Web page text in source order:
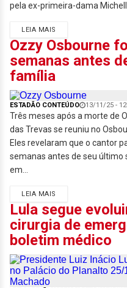
pela ex-primeira-dama
LEIA MAIS
Ozzy Osbourne
semanas antes
família
ESTADÃO CONTEÚDO 13/11/25 -
Três meses após a morte de
das Trevas se reuniu no
Eles revelaram que o cantor
semanas antes de seu último
em...
LEIA MAIS
Lula segue
cirurgia de
boletim médico